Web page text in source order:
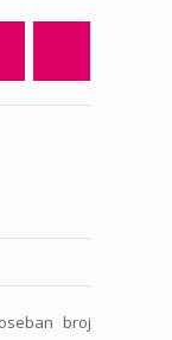
broj